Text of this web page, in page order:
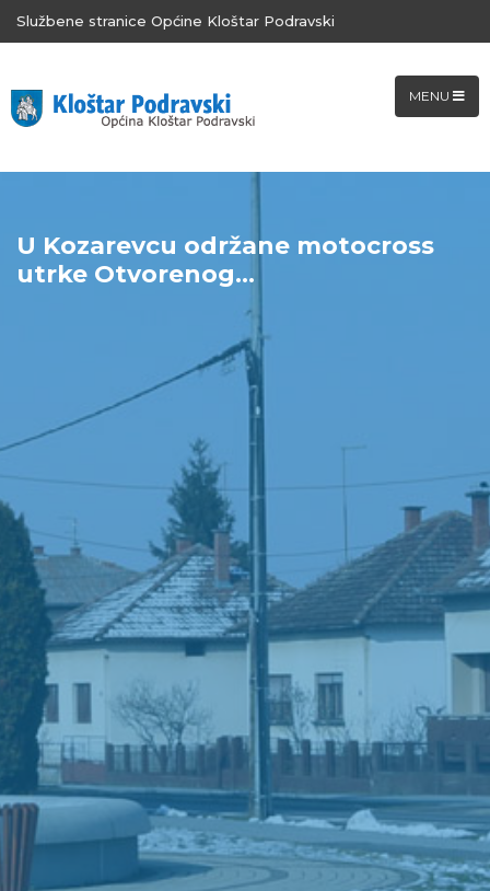
Službene stranice Općine Kloštar Podravski
MENU
U Kozarevcu održane motocross
utrke Otvorenog...